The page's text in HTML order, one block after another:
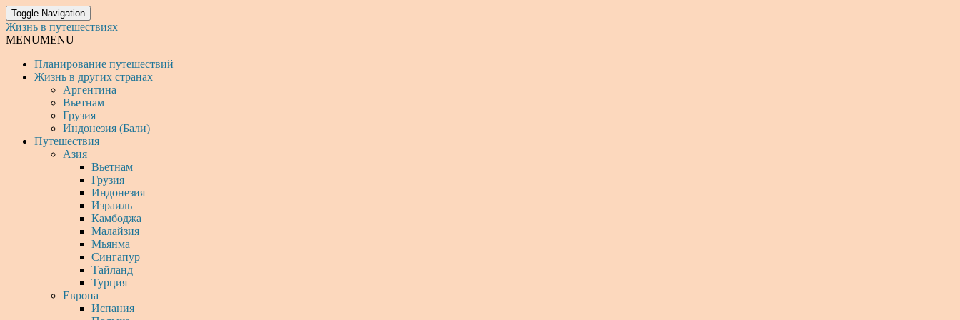
Toggle Navigation
Жизнь в путешествиях
MENUMENU
Планирование путешествий
Жизнь в других странах
Аргентина
Вьетнам
Грузия
Индонезия (Бали)
Путешествия
Азия
Вьетнам
Грузия
Индонезия
Израиль
Камбоджа
Малайзия
Мьянма
Сингапур
Тайланд
Турция
Европа
Испания